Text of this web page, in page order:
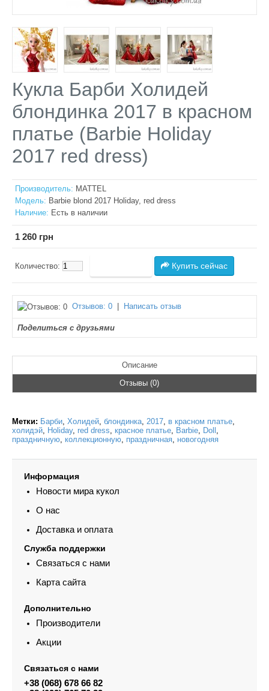
Кукла Барби Холидей
блондинка 2017 в красном
платье (Barbie Holiday
2017 red dress)
Производитель: MATTEL
Модель: Barbie blond 2017 Holiday, red dress
Наличие: Есть в наличии
1 260 грн
Количество: Купить сейчас
Отзывов: 0 Написать отзыв
Поделиться с друзьями
Описание
Отзывы (0)
Метки: Барби Холидей блондинка 2017 в красном платье
холидэй Holiday, red dress красное платье Barbie Doll
праздничную коллекционную праздничная новогодняя
Информация
Новости мира кукол
О нас
Доставка и оплата
Служба поддержки
Связаться с нами
Карта сайта
Дополнительно
Производители
Акции
Связаться с нами
+38 (068) 678 66 82